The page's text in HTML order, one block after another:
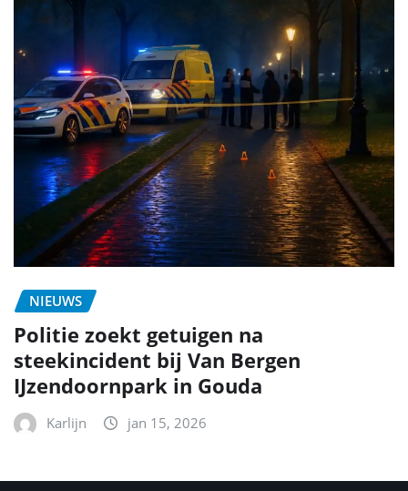
NIEUWS
Politie zoekt getuigen na
steekincident bij Van Bergen
IJzendoornpark in Gouda
Karlijn jan 15, 2026